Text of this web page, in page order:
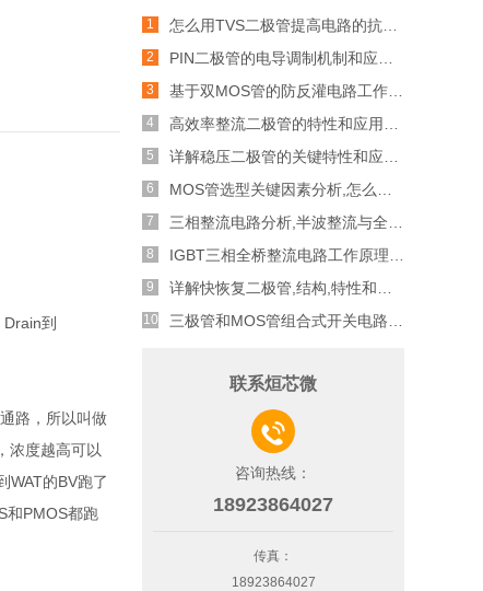
到
路，所以叫做
浓度越高可以
WAT的BV跑了
和PMOS都跑
怎么用TVS二极管提高电路的抗突波能力
PIN二极管的电导调制机制和应用介绍
基于双MOS管的防反灌电路工作原理介绍
高效率整流二极管的特性和应用介绍
详解稳压二极管的关键特性和应用原理
MOS管选型关键因素分析,怎么选择合适的参数
三相整流电路分析,半波整流与全波整流的工作原理
IGBT三相全桥整流电路工作原理介绍
详解快恢复二极管,结构,特性和应用介绍
三极管和MOS管组合式开关电路分析
联系烜芯微

咨询热线：
18923864027
传真：
18923864027